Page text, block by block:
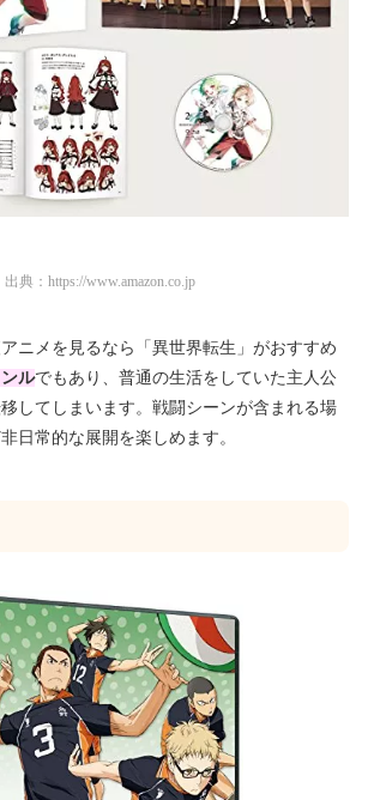
出典： https://www.amazon.co.jp
ニメを見るなら「異世界転生」がおすすめ
ルでもあり、普通の生活をしていた主人公
してしまいます。戦闘シーンが含まれる場
日常的な展開を楽しめます。